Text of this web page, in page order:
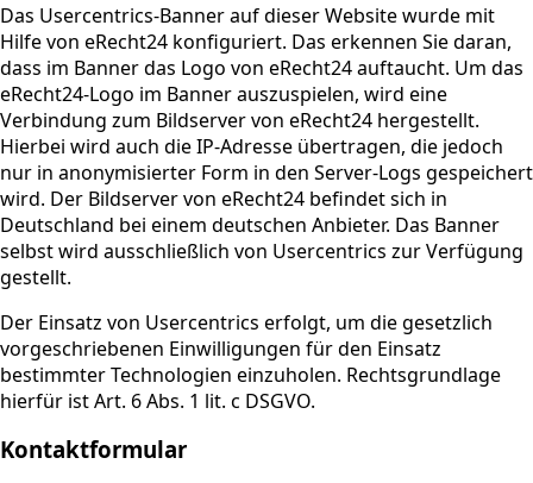
Das Usercentrics-Banner auf dieser Website wurde mit
Hilfe von eRecht24 konfiguriert. Das erkennen Sie daran,
dass im Banner das Logo von eRecht24 auftaucht. Um das
eRecht24-Logo im Banner auszuspielen, wird eine
Verbindung zum Bildserver von eRecht24 hergestellt.
Hierbei wird auch die IP-Adresse übertragen, die jedoch
nur in anonymisierter Form in den Server-Logs gespeichert
wird. Der Bildserver von eRecht24 befindet sich in
Deutschland bei einem deutschen Anbieter. Das Banner
selbst wird ausschließlich von Usercentrics zur Verfügung
gestellt.
Der Einsatz von Usercentrics erfolgt, um die gesetzlich
vorgeschriebenen Einwilligungen für den Einsatz
bestimmter Technologien einzuholen. Rechtsgrundlage
hierfür ist Art. 6 Abs. 1 lit. c DSGVO.
Kontaktformular